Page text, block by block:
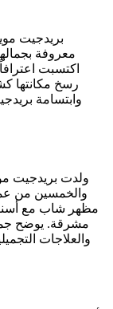
بريدجيت
معروفة
اكتسبت
رسخ مكانتها
وابتسامة
والخمسين من
مظهر شاب مع
مشرقة. يوضح
والعلاجات